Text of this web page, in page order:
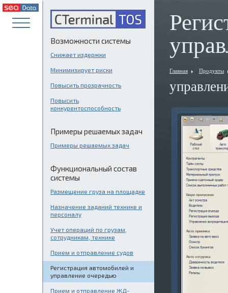
Возможности системы
Снижает издержки
Минимизирует риски
Повысить прозрачность
Повысить
конкурентоспособность
Примеры решаемых задач
Примеры решаемых задач
Функциональный состав
системы
Размещение груза на площадке
Назначение заданий технике и
персоналу
Учет операций по грузам,
сотрудникам, технике
Прием и отправление судов
Регистрация автомобилей и
управление очередью
Прием и отправление ЖД-
Главная Продукты